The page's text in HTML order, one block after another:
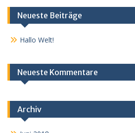
Neueste Beiträge
Hallo Welt!
Neueste Kommentare
Archiv